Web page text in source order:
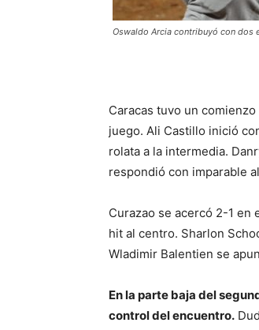
Oswaldo Arcia contribuyó con dos
Caracas tuvo un
juego. Ali Castillo inició
rolata a la intermedia.
respondió con imparable
Curazao se acercó 2-1
hit al centro. Sharlon
Wladimir Balentien se
En la parte baja del
control del encuentro.